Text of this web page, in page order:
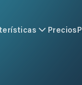
Precios